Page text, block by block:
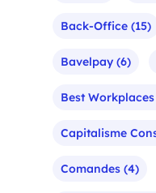
Back-Office (15)
Bavelpay (6)
Best Workplaces
Capitalisme
Comandes (4)